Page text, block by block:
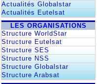
Actualités Globalstar
Actualités Eutelsat
LES ORGANISATIONS
Structure WorldStar
Structure Eutelsat
Structure SES
Structure NSS
Structure Globalstar
Structure Arabsat